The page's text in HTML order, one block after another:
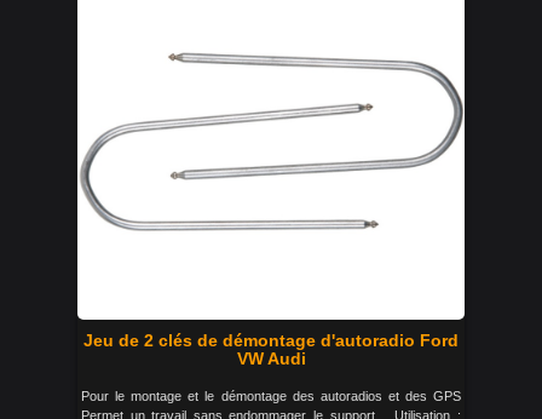
Jeu de 2 clés de démontage d'autoradio Ford
VW Audi
Pour le montage et le démontage des autoradios et des GPS
Permet un travail sans endommager le support Utilisation :